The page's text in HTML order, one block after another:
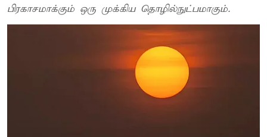
பிரகாசமாக்கும் ஒரு முக்கிய தொழில்நுட்பமாகும்.